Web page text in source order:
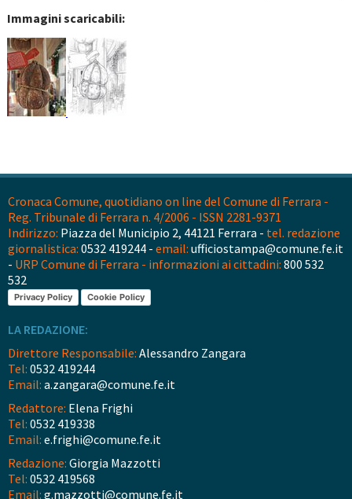
Immagini scaricabili:
Cronaca Comune, quotidiano on line del Comune di Ferrara -
Reg. Tribunale di Ferrara n. 4/2006 - ISSN 2281-9371
Indirizzo: Piazza del Municipio 2, 44121 Ferrara - tel. redazione
giornalistica: 0532 419244 - email: ufficiostampa@comune.fe.it
- URP Comune di Ferrara - informazioni ai cittadini: 800 532
532
Privacy Policy Cookie Policy
LA REDAZIONE:
Direttore Responsabile: Alessandro Zangara
Tel: 0532 419244
Email: a.zangara@comune.fe.it
Redattore: Elena Frighi
Tel: 0532 419338
Email: e.frighi@comune.fe.it
Redazione: Giorgia Mazzotti
Tel: 0532 419568
Email: g.mazzotti@comune.fe.it